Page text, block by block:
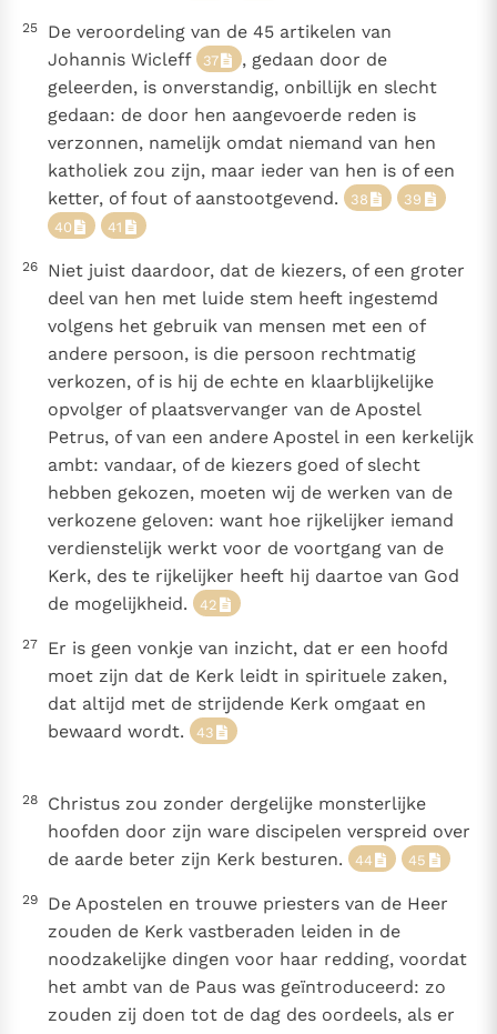
25
De veroordeling van de 45 artikelen van
Johannis Wicleff 37
, gedaan door de
geleerden, is onverstandig, onbillijk en slecht
gedaan: de door hen aangevoerde reden is
verzonnen, namelijk omdat niemand van hen
katholiek zou zijn, maar ieder van hen is of een
ketter, of fout of aanstootgevend. 38
39
40
41
26
Niet juist daardoor, dat de kiezers, of een groter
deel van hen met luide stem heeft ingestemd
volgens het gebruik van mensen met een of
andere persoon, is die persoon rechtmatig
verkozen, of is hij de echte en klaarblijkelijke
opvolger of plaatsvervanger van de Apostel
Petrus, of van een andere Apostel in een kerkelijk
ambt: vandaar, of de kiezers goed of slecht
hebben gekozen, moeten wij de werken van de
verkozene geloven: want hoe rijkelijker iemand
verdienstelijk werkt voor de voortgang van de
Kerk, des te rijkelijker heeft hij daartoe van God
de mogelijkheid. 42
27
Er is geen vonkje van inzicht, dat er een hoofd
moet zijn dat de Kerk leidt in spirituele zaken,
dat altijd met de strijdende Kerk omgaat en
bewaard wordt. 43
28
Christus zou zonder dergelijke monsterlijke
hoofden door zijn ware discipelen verspreid over
de aarde beter zijn Kerk besturen. 44 45
29
De Apostelen en trouwe priesters van de Heer
zouden de Kerk vastberaden leiden in de
noodzakelijke dingen voor haar redding, voordat
het ambt van de Paus was geïntroduceerd: zo
zouden zij doen tot de dag des oordeels, als er